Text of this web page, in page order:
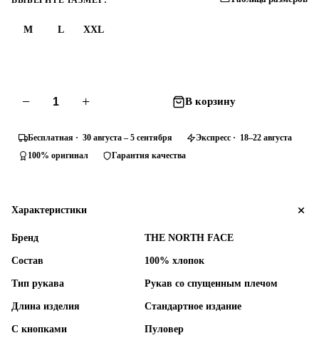
M L XXL
− + В корзину
Бесплатная · 30 августа – 5 сентября
Экспресс · 18–22 августа
100% оригинал
Гарантия качества
Характеристики
Бренд THE NORTH FACE
Состав 100% хлопок
Тип рукава Рукав со спущенным плечом
Длина изделия Стандартное издание
С кнопками Пуловер